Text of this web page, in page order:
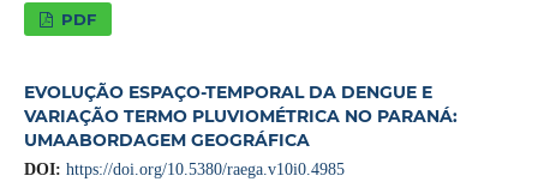
PDF
EVOLUÇÃO ESPAÇO-TEMPORAL DA DENGUE E
VARIAÇÃO TERMO PLUVIOMÉTRICA NO PARANÁ:
UMAABORDAGEM GEOGRÁFICA
DOI: https://doi.org/10.5380/raega.v10i0.4985